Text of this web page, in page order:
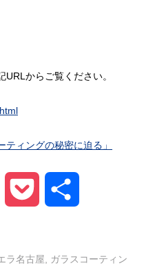
からご覧ください。
ィングの秘密に迫る」
Pinterest Pocket
ラ名古屋, ガラスコーティン